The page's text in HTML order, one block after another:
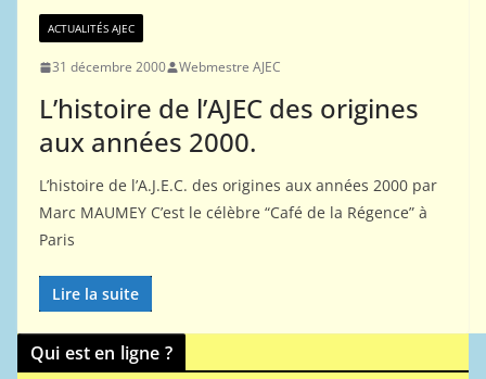
ACTUALITÉS AJEC
31 décembre 2000 Webmestre AJEC
L’histoire de l’AJEC des origines
aux années 2000.
L’histoire de l’A.J.E.C. des origines aux années 2000 par
Marc MAUMEY C’est le célèbre “Café de la Régence” à
Paris
Lire la suite
Qui est en ligne ?